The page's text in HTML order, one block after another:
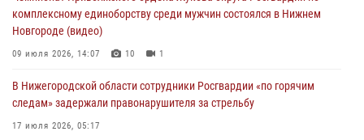
комплексному единоборству среди мужчин состоялся в Нижнем
Новгороде (видео)
09 июля 2026, 14:07 10 1
В Нижегородской области сотрудники Росгвардии «по горячим
следам» задержали правонарушителя за стрельбу
17 июля 2026, 05:17